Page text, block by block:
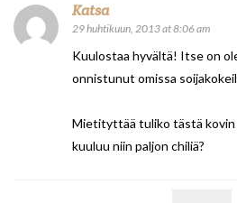
Katsa
29 huhtikuun, 2013 at 8:06 am
Kuulostaa hyvältä! Itse on
onnistunut omissa
Mietityttää tuliko tästä
kuuluu niin paljon chiliä?